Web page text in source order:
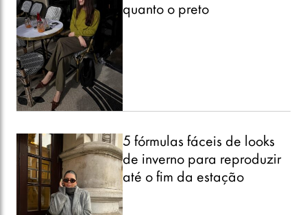
quanto o preto
5 fórmulas fáceis de looks
de inverno para reproduzir
até o fim da estação